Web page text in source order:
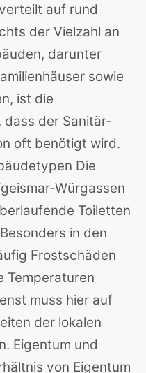
auf rund
der Vielzahl an
darunter
sowie
ist die
dass der Sanitär-
oft benötigt wird.
Die
Würgassen
Toiletten
in den
Frostschäden
Temperaturen
muss hier auf
der lokalen
Eigentum und
von Eigentum